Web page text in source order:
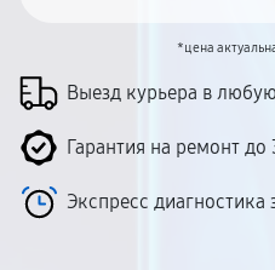
*цена
Выезд курьера в
Гарантия на ремонт до
Экспресс диагностика